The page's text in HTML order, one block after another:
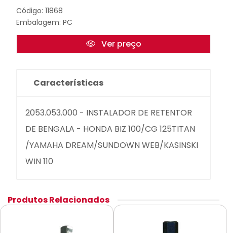
Código: 11868
Embalagem: PC
Ver preço
Características
2053.053.000 - INSTALADOR DE RETENTOR
DE BENGALA - HONDA BIZ 100/CG 125TITAN
/YAMAHA DREAM/SUNDOWN WEB/KASINSKI
WIN 110
Produtos Relacionados